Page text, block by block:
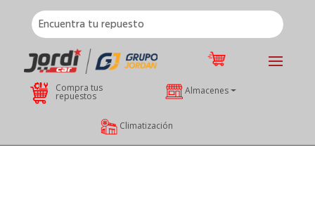
Compra tus
repuestos Almacenes
Climatización